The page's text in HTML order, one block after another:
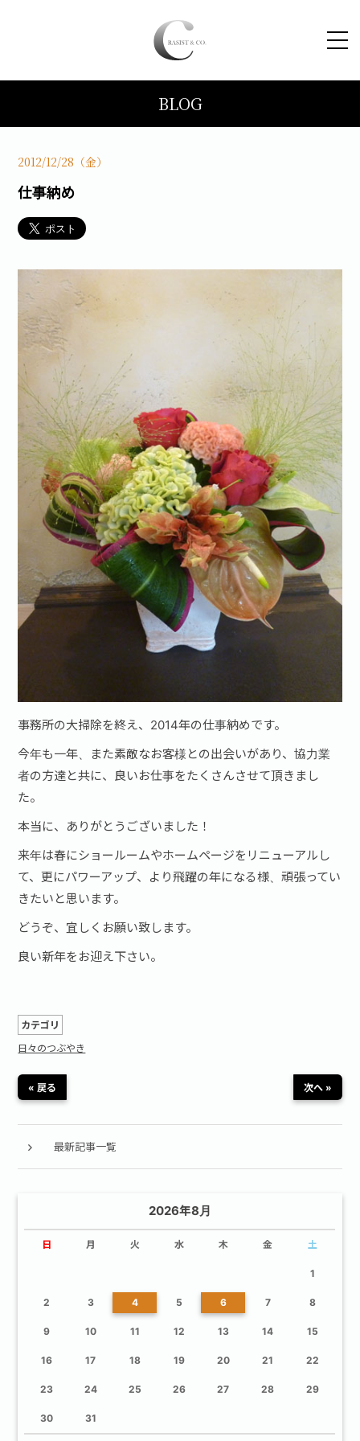
コンセプト
ブログ
会社案内
お問い合わせ·資料請求
BLOG
2012/12/28（金）
仕事納め
事務所の大掃除を終え、2014年の仕事納めです。
今年も一年、また素敵なお客様との出会いがあり、協力業
者の方達と共に、良いお仕事をたくさんさせて頂きまし
た。
本当に、ありがとうございました！
来年は春にショールームやホームページをリニューアルし
て、更にパワーアップ、より飛躍の年になる様、頑張ってい
きたいと思います。
どうぞ、宜しくお願い致します。
良い新年をお迎え下さい。
カテゴリ
日々のつぶやき
« 戻る 次へ »
最新記事一覧
2026年8月
日 月 火 水 木 金 土
1
2 3 4 5 6 7 8
9 10 11 12 13 14 15
16 17 18 19 20 21 22
23 24 25 26 27 28 29
30 31